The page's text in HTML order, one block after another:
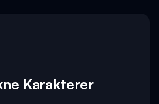
Karakterer